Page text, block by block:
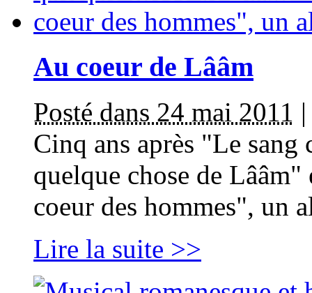
Au coeur de Lââm
Posté dans 24 mai 2011
Cinq ans après "Le
quelque chose de
coeur des hommes", un
Lire la suite >>